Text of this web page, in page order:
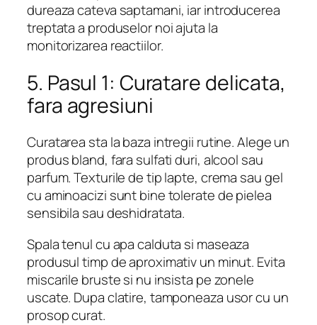
dureaza cateva saptamani, iar introducerea
treptata a produselor noi ajuta la
monitorizarea reactiilor.
5. Pasul 1: Curatare delicata,
fara agresiuni
Curatarea sta la baza intregii rutine. Alege un
produs bland, fara sulfati duri, alcool sau
parfum. Texturile de tip lapte, crema sau gel
cu aminoacizi sunt bine tolerate de pielea
sensibila sau deshidratata.
Spala tenul cu apa calduta si maseaza
produsul timp de aproximativ un minut. Evita
miscarile bruste si nu insista pe zonele
uscate. Dupa clatire, tamponeaza usor cu un
prosop curat.